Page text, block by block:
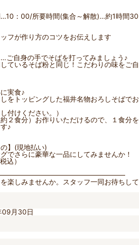
…10：00/所要時間(集合～解散)…約1時間30
フが作り方のコツをお伝えします
ご自身の手でそばを打ってみましょう♪
ているそば粉と同じ！こだわりの味をご自
実食♪
をトッピングした福井名物おろしそばでお
付けください。）
２食分）お作りいただけるので、１食分を
♪
】(現地払い)
でさらに豪華な一品にしてみませんか！
込）
楽しみませんか。スタッフ一同お待ちして
09月30日